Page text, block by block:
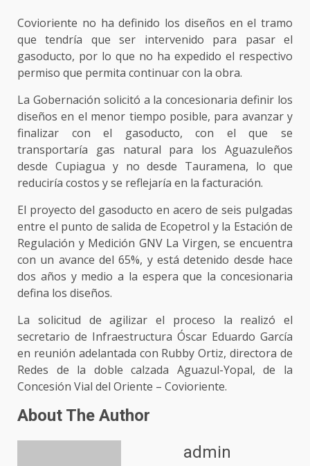
Covioriente no ha definido los diseños en el tramo
que tendría que ser intervenido para pasar el
gasoducto, por lo que no ha expedido el respectivo
permiso que permita continuar con la obra.
La Gobernación solicitó a la concesionaria definir los
diseños en el menor tiempo posible, para avanzar y
finalizar con el gasoducto, con el que se
transportaría gas natural para los Aguazuleños
desde Cupiagua y no desde Tauramena, lo que
reduciría costos y se reflejaría en la facturación.
El proyecto del gasoducto en acero de seis pulgadas
entre el punto de salida de Ecopetrol y la Estación de
Regulación y Medición GNV La Virgen, se encuentra
con un avance del 65%, y está detenido desde hace
dos años y medio a la espera que la concesionaria
defina los diseños.
La solicitud de agilizar el proceso la realizó el
secretario de Infraestructura Óscar Eduardo García
en reunión adelantada con Rubby Ortiz, directora de
Redes de la doble calzada Aguazul-Yopal, de la
Concesión Vial del Oriente – Covioriente.
About The Author
admin